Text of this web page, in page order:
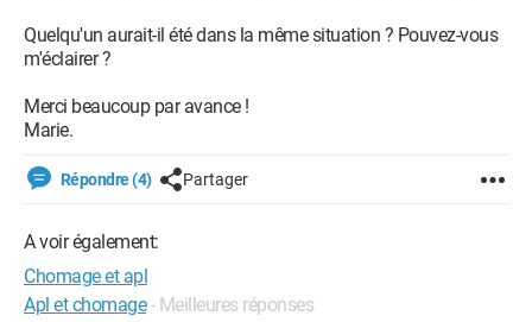
Quelqu'un aurait-il été dans la même situation ? Pouvez-vous
m'éclairer ?
Merci beaucoup par avance !
Marie.
Répondre (4) Partager
A voir également:
Chomage et apl
Apl et chomage - Meilleures réponses